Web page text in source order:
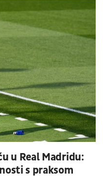
u Real Madridu:
s praksom